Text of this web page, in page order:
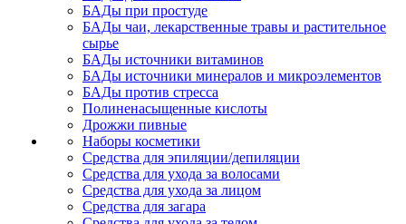
БАДы при простуде
БАДы чаи, лекарственные травы и растительное
сырье
БАДы источники витаминов
БАДы источники минералов и микроэлементов
БАДы против стресса
Полиненасыщенные кислоты
Дрожжи пивные
Наборы косметики
Средства для эпиляции/депиляции
Средства для ухода за волосами
Средства для ухода за лицом
Средства для загара